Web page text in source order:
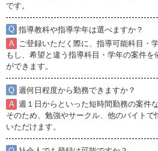
です。
指導教科や指導学年は選べますか？
ご登録いただく際に、指導可能科目・
もし、希望と違う指導科目・学年の案件を
ができます。
週何日程度から勤務できますか？
週１日からといった短時間勤務の案件
そのため、勉強やサークル、他のバイト
いただけます。